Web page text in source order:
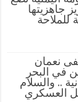
جاهزيتها
للملاحة
نعمان
في البحر
.. والسلام
العسكري